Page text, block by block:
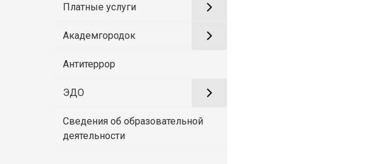
Платные услуги
Академгородок
Антитеррор
ЭДО
Сведения об образовательной
деятельности